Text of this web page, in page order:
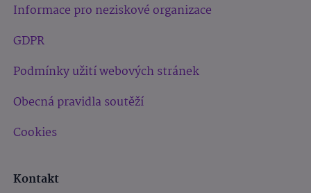
Informace pro neziskové organizace
GDPR
Podmínky užití webových stránek
Obecná pravidla soutěží
Cookies
Kontakt